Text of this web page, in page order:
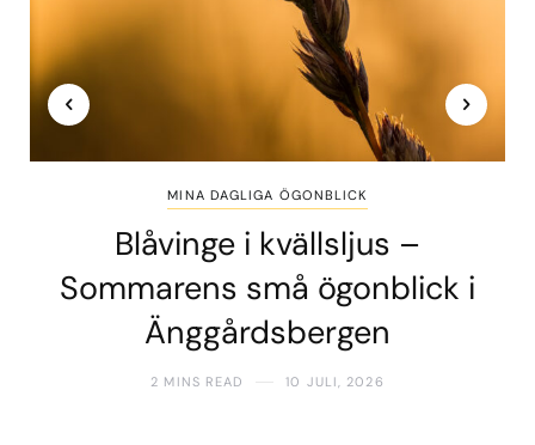
MINA DAGLIGA ÖGONBLICK
Blåvinge i kvällsljus –
Sommarens små ögonblick i
Änggårdsbergen
2 MINS READ 10 JULI, 2026